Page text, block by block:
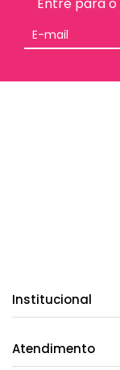
Entre para o
Institucional
Atendimento